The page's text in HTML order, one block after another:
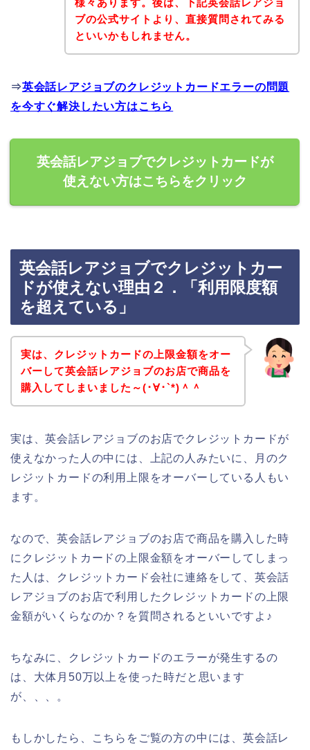
様々あります。後は、下記英会話レアジョ
ブの公式サイトより、直接質問されてみる
といいかもしれません。
⇒英会話レアジョブのクレジットカードエラーの問題
を今すぐ解決したい方はこちら
英会話レアジョブでクレジットカードが
使えない方はこちらをクリック
英会話レアジョブでクレジットカー
ドが使えない理由２．「利用限度額
を超えている」
実は、クレジットカードの上限金額をオー
バーして英会話レアジョブのお店で商品を
購入してしまいました～(･∀･`*)＾＾
実は、英会話レアジョブのお店でクレジットカードが
使えなかった人の中には、上記の人みたいに、月のク
レジットカードの利用上限をオーバーしている人もい
ます。
なので、英会話レアジョブのお店で商品を購入した時
にクレジットカードの上限金額をオーバーしてしまっ
た人は、クレジットカード会社に連絡をして、英会話
レアジョブのお店で利用したクレジットカードの上限
金額がいくらなのか？を質問されるといいですよ♪
ちなみに、クレジットカードのエラーが発生するの
は、大体月50万以上を使った時だと思います
が、、、。
もしかしたら、こちらをご覧の方の中には、英会話レ